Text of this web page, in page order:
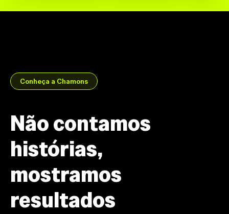
Conheça a Chamons
Não contamos
histórias,
mostramos
resultados